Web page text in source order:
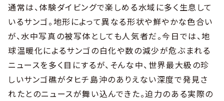
通常は、体験ダイビングで楽しめる水域に多く生息して
いるサンゴ。地形によって異なる形状や鮮やかな色合い
が、水中写真の被写体としても人気者だ。今日では、地
球温暖化によるサンゴの白化や数の減少が危ぶまれる
ニュースを多く目にするが、そんな中、世界最大級の珍
しいサンゴ礁がタヒチ島沖のありえない深度で発見さ
れたとのニュースが舞い込んできた。迫力のある実際の